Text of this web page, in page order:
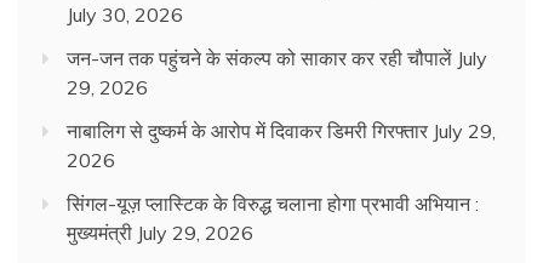
July 30, 2026
जन-जन तक पहुंचने के संकल्प को साकार कर रही चौपालें July
29, 2026
नाबालिग से दुष्कर्म के आरोप में दिवाकर डिमरी गिरफ्तार July 29,
2026
सिंगल-यूज़ प्लास्टिक के विरुद्ध चलाना होगा प्रभावी अभियान :
मुख्यमंत्री July 29, 2026